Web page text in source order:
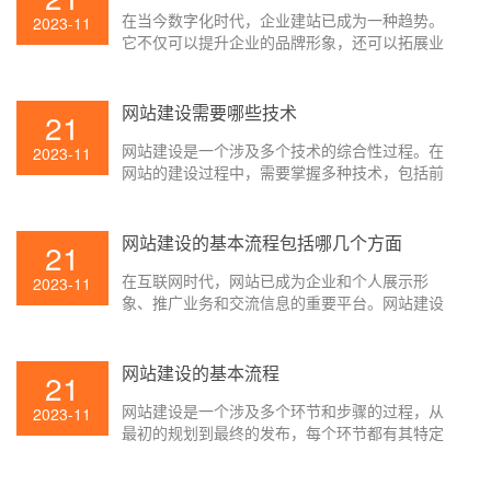
2023-11
在当今数字化时代，企业建站已成为一种趋势。
它不仅可以提升企业的品牌形象，还可以拓展业
21
2023-11
网站建设需要哪些技术
网站建设是一个涉及多个技术的综合性过程。在
网站的建设过程中，需要掌握多种技术，包括前
21
2023-11
网站建设的基本流程包括哪几个方面
在互联网时代，网站已成为企业和个人展示形
象、推广业务和交流信息的重要平台。网站建设
的基本流程，包括规划、设计、开发、测试和发
21
2023-11
网站建设的基本流程
网站建设是一个涉及多个环节和步骤的过程，从
最初的规划到最终的发布，每个环节都有其特定